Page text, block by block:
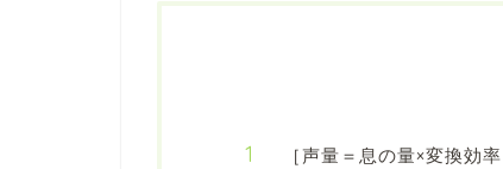
［声量＝息の量×変換効